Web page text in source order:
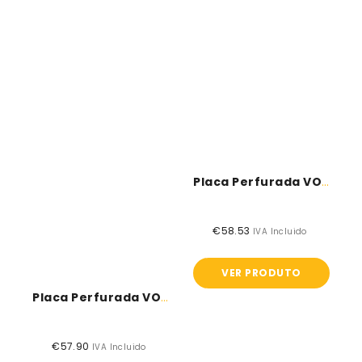
Placa Perfurada VOGL 8/18 - Quadrado
Preço
€57.90 IVA Incluido
Placa Perfurada VOGL 8/15/20 - Redondo
Preço
€58.53 IVA Incluido
VER PRODUTO